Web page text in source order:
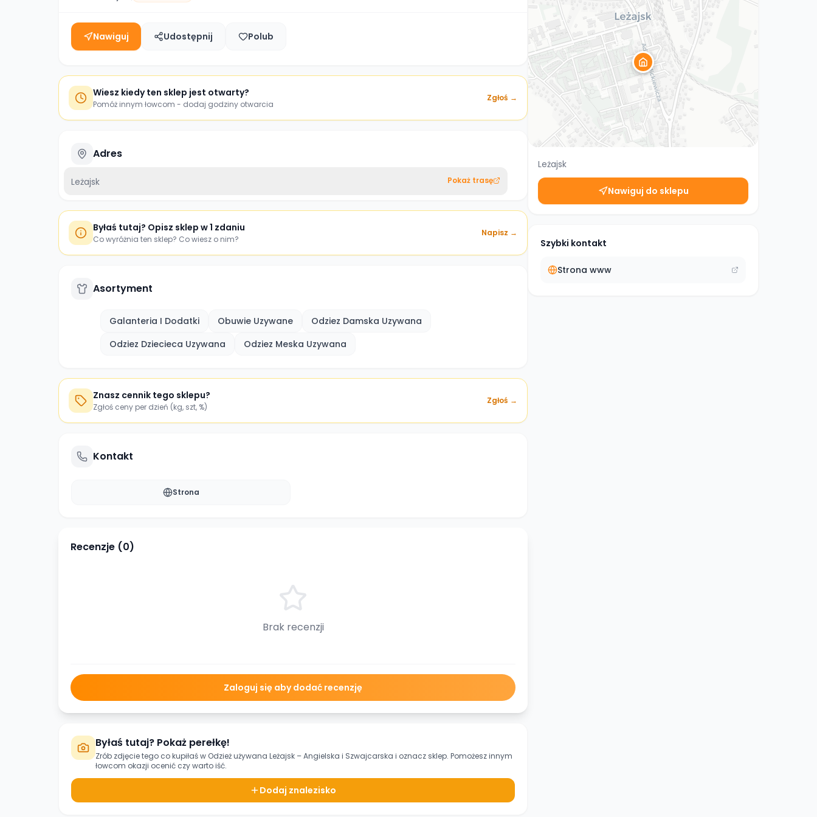
Nawiguj Udostępnij Polub
Wiesz kiedy ten sklep jest otwarty?
Pomóż innym łowcom - dodaj godziny otwarcia
Zgłoś →
Adres
Leżajsk Pokaż trasę
Byłaś tutaj? Opisz sklep w 1 zdaniu
Co wyróżnia ten sklep? Co wiesz o nim?
Napisz →
Asortyment
Galanteria I Dodatki Obuwie Uzywane
Odziez Damska Uzywana
Odziez Dziecieca Uzywana
Odziez Meska Uzywana
Znasz cennik tego sklepu?
Zgłoś ceny per dzień (kg, szt, %)
Zgłoś →
Kontakt
Strona
Recenzje (0)
Brak recenzji
Zaloguj się aby dodać recenzję
Byłaś tutaj? Pokaż perełkę!
Zrób zdjęcie tego co kupiłaś w Odzież używana Leżajsk – Angielska i Szwajcarska i oznacz sklep. Pomożesz innym
łowcom okazji ocenić czy warto iść.
Dodaj znalezisko
Leżajsk
Nawiguj do sklepu
Szybki kontakt
Strona www